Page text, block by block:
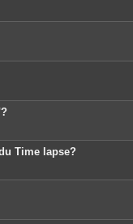
Time lapse?